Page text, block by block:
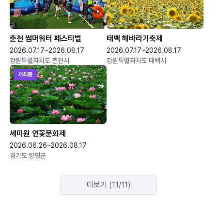
춘천 썸머워터 페스티벌
2026.07.17~2026.08.17
강원특별자치도 춘천시
태백 해바라기축제
2026.07.17~2026.08.17
강원특별자치도 태백시
개최중
세미원 연꽃문화제
2026.06.26~2026.08.17
경기도 양평군
더보기 (11/11)